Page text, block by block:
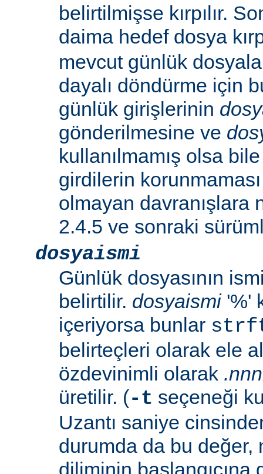
belirtilmişse kırpılır.
daima hedef dosya
mevcut günlük
dayalı döndürme için
günlük girişlerinin
gönderilmesine ve
kullanılmamış olsa
girdilerin
olmayan davranışlara
2.4.5 ve sonraki
dosyaismi
Günlük dosyasının
belirtilir. dosyaismi'%'
içeriyorsa bunlar
belirteçleri olarak ele
özdevinimli olarak
üretilir. (-t seçeneği
Uzantı saniye
durumda da bu değer,
diliminin başlangıcına